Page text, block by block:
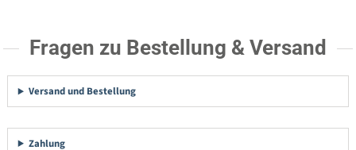
Fragen zu Bestellung & Versand
Versand und Bestellung
Zahlung